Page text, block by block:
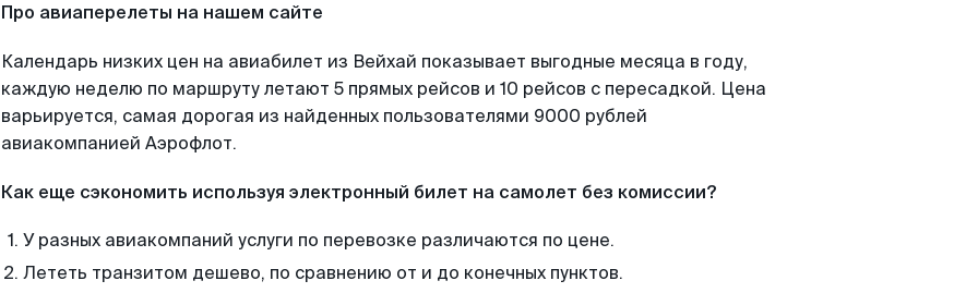
Про авиаперелеты на нашем сайте
Календарь низких цен на авиабилет из Вейхай показывает выгодные месяца в году,
каждую неделю по маршруту летают 5 прямых рейсов и 10 рейсов с пересадкой. Цена
варьируется, самая дорогая из найденных пользователями 9000 рублей
авиакомпанией Аэрофлот.
Как еще сэкономить используя электронный билет на самолет без комиссии?
У разных авиакомпаний услуги по перевозке различаются по цене.
Лететь транзитом дешево, по сравнению от и до конечных пунктов.